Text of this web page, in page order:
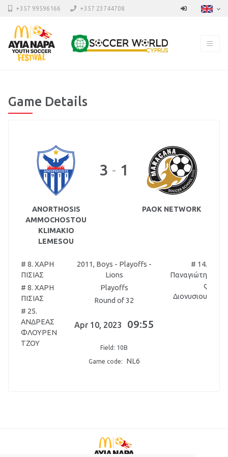
+357 99596166 +357 23744708
Game Details
3 - 1
ANORTHOSIS
AMMOCHOSTOU
KLIMAKIO
LEMESOU
PAOK NETWORK
# 8. ΧΑΡΗ
ΠΙΣΙΑΣ
# 8. ΧΑΡΗ
ΠΙΣΙΑΣ
# 25.
ΑΝΔΡΕΑΣ
ΦΛΟΥΡΕΝ
ΤΖΟΥ
2011, Boys - Playoffs -
Lions
Playoffs
Round of 32
Apr 10, 2023 09:55
Field: 10B
Game code: NL6
# 14.
Παναγιώτη
ς
Διονυσιου